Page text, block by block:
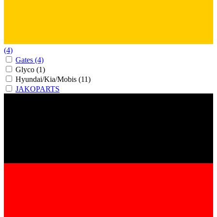
(4)
Gates (4)
Glyco (1)
Hyundai/Kia/Mobis (11)
JAKOPARTS